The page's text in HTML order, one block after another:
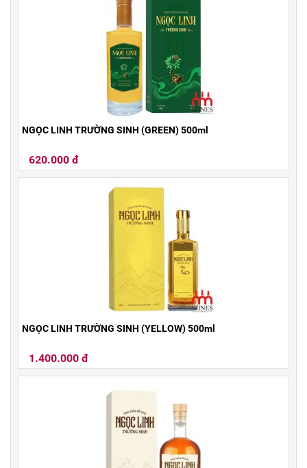
NGỌC LINH TRƯỜNG SINH (GREEN) 500ml
620.000 đ
NGỌC LINH TRƯỜNG SINH (YELLOW) 500ml
1.400.000 đ